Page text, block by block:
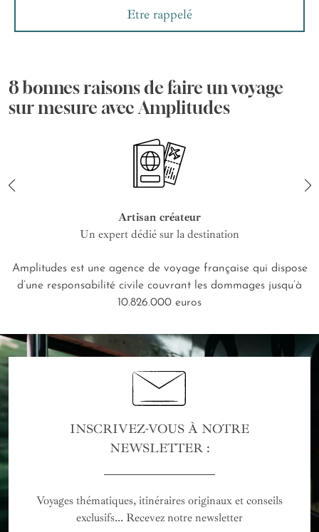
Etre rappelé
8 bonnes raisons de faire un voyage
sur mesure avec Amplitudes
Artisan créateur
Un expert dédié sur la destination
Amplitudes est une agence de voyage française qui dispose
d’une responsabilité civile couvrant les dommages jusqu’à
10.826.000 euros
INSCRIVEZ-VOUS À NOTRE
NEWSLETTER :
Voyages thématiques, itinéraires originaux et conseils
exclusifs... Recevez notre newsletter